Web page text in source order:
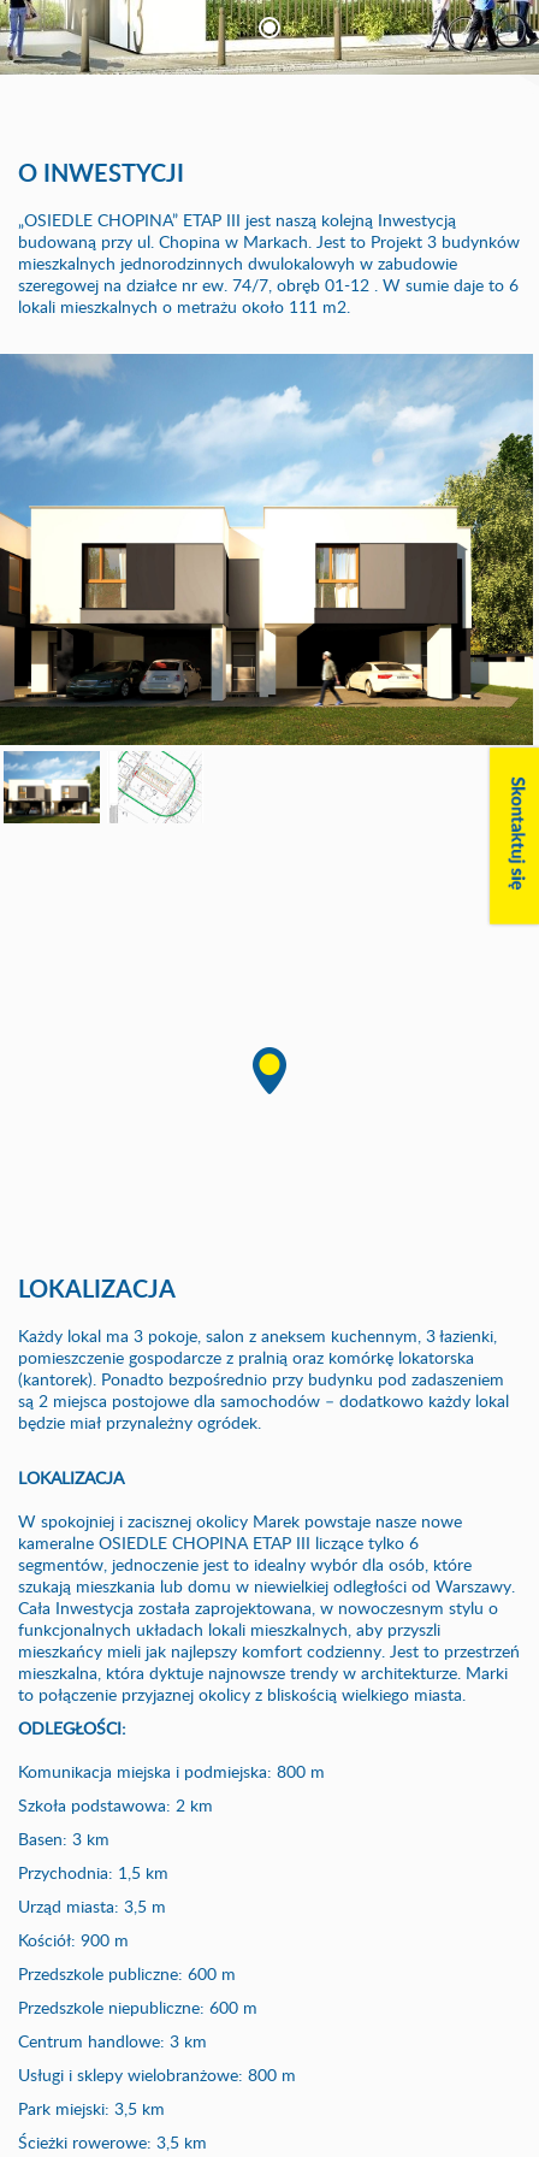
O INWESTYCJI
„OSIEDLE CHOPINA” ETAP III jest naszą kolejną Inwestycją
budowaną przy ul. Chopina w Markach. Jest to Projekt 3 budynków
mieszkalnych jednorodzinnych dwulokalowyh w zabudowie
szeregowej na działce nr ew. 74/7, obręb 01-12 . W sumie daje to 6
lokali mieszkalnych o metrażu około 111 m2.
LOKALIZACJA
Każdy lokal ma 3 pokoje, salon z aneksem kuchennym, 3 łazienki,
pomieszczenie gospodarcze z pralnią oraz komórkę lokatorska
(kantorek). Ponadto bezpośrednio przy budynku pod zadaszeniem
są 2 miejsca postojowe dla samochodów – dodatkowo każdy lokal
będzie miał przynależny ogródek.
LOKALIZACJA
W spokojniej i zacisznej okolicy Marek powstaje nasze nowe
kameralne OSIEDLE CHOPINA ETAP III liczące tylko 6
segmentów, jednoczenie jest to idealny wybór dla osób, które
szukają mieszkania lub domu w niewielkiej odległości od Warszawy.
Cała Inwestycja została zaprojektowana, w nowoczesnym stylu o
funkcjonalnych układach lokali mieszkalnych, aby przyszli
mieszkańcy mieli jak najlepszy komfort codzienny. Jest to przestrzeń
mieszkalna, która dyktuje najnowsze trendy w architekturze. Marki
to połączenie przyjaznej okolicy z bliskością wielkiego miasta.
ODLEGŁOŚCI:
Komunikacja miejska i podmiejska: 800 m
Szkoła podstawowa: 2 km
Basen: 3 km
Przychodnia: 1,5 km
Urząd miasta: 3,5 m
Kościół: 900 m
Przedszkole publiczne: 600 m
Przedszkole niepubliczne: 600 m
Centrum handlowe: 3 km
Usługi i sklepy wielobranżowe: 800 m
Park miejski: 3,5 km
Ścieżki rowerowe: 3,5 km